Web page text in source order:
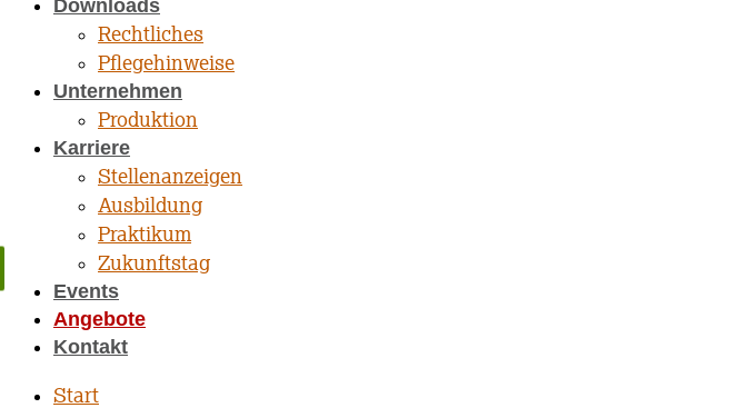
Downloads
Rechtliches
Pflegehinweise
Unternehmen
Produktion
Karriere
Stellenanzeigen
Ausbildung
Praktikum
Zukunftstag
Events
Angebote
Kontakt
Start